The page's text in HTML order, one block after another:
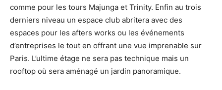
comme pour les tours Majunga et Trinity. Enfin au trois
derniers niveau un espace club abritera avec des
espaces pour les afters works ou les événements
d’entreprises le tout en offrant une vue imprenable sur
Paris. L’ultime étage ne sera pas technique mais un
rooftop où sera aménagé un jardin panoramique.